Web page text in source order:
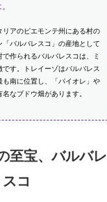
リアのピエモンテ州にある村の
バルバレスコ」の産地として
作られるバルバレスコは、ミ
す。トレイーゾはバルバレス
も南に位置し、「パイオレ」や
名なブドウ畑があります。
至宝、バルバレ
スコ